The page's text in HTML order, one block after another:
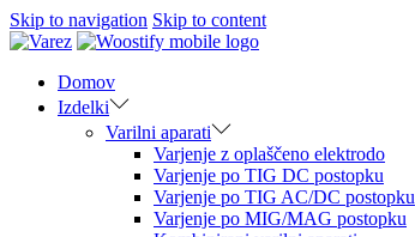
Skip to navigation Skip to content
Domov
Izdelki
Varilni aparati
Varjenje z oplaščeno elektrodo
Varjenje po TIG DC postopku
Varjenje po TIG AC/DC postopku
Varjenje po MIG/MAG postopku